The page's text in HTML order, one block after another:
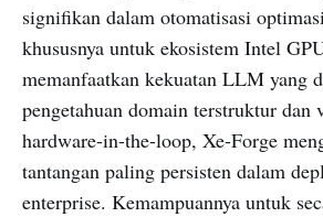
signifikan dalam otomatisasi
khususnya untuk ekosistem Intel
memanfaatkan kekuatan LLM yang
pengetahuan domain terstruktur dan
hardware-in-the-loop, Xe-Forge
tantangan paling persisten dalam
enterprise. Kemampuannya untuk